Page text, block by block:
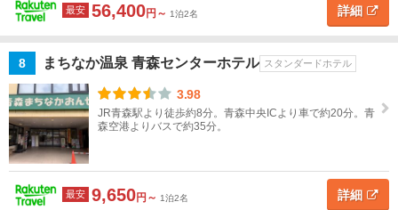
信
越
北
陸
東
海
最安 56,400円～ 1泊2名 詳細
8 まちなか温泉 青森センターホテル スタンダードホテル
3.98
JR青森駅より徒歩約8分。青森中央ICより車で約20分。青
森空港よりバスで約35分。
最安 9,650円～ 1泊2名 詳細